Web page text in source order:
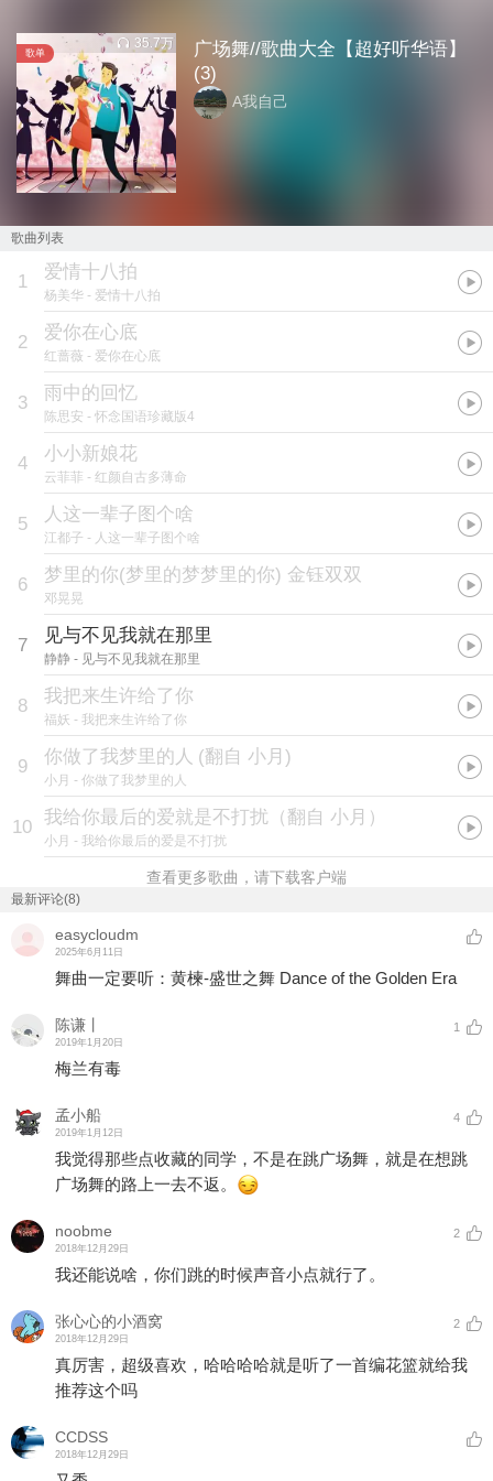
歌单
35.7万
广场舞//歌曲大全【超好听华语】
(3)
A我自己
歌曲列表
1 爱情十八拍
杨美华 - 爱情十八拍
2 爱你在心底
红蔷薇 - 爱你在心底
3 雨中的回忆
陈思安 - 怀念国语珍藏版4
4 小小新娘花
云菲菲 - 红颜自古多薄命
5 人这一辈子图个啥
江都子 - 人这一辈子图个啥
6 梦里的你(梦里的梦梦里的你) 金钰双双
邓晃晃
7 见与不见我就在那里
静静 - 见与不见我就在那里
8 我把来生许给了你
福妖 - 我把来生许给了你
9 你做了我梦里的人 (翻自 小月 )
小月 - 你做了我梦里的人
10 我给你最后的爱就是不打扰（翻自 小月）
小月 - 我给你最后的爱是不打扰
查看更多歌曲，请下载客户端
最新评论(8)
easycloudm
2025年6月11日
舞曲一定要听：黄楝-盛世之舞 Dance of the Golden Era
陈谦丨
2019年1月20日
1
梅兰有毒
孟小船
2019年1月12日
4
我觉得那些点收藏的同学，不是在跳广场舞，就是在想跳
广场舞的路上一去不返。
noobme
2018年12月29日
2
我还能说啥，你们跳的时候声音小点就行了。
张心心的小酒窝
2018年12月29日
2
真厉害，超级喜欢，哈哈哈哈就是听了一首编花篮就给我
推荐这个吗
CCDSS
2018年12月29日